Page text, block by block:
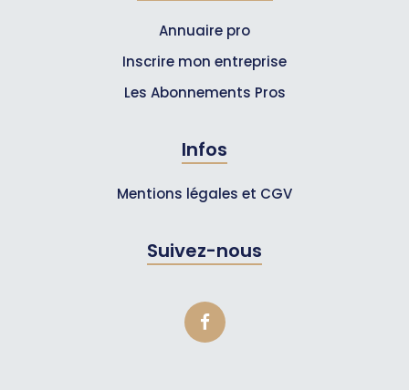
Annuaire pro
Inscrire mon entreprise
Les Abonnements Pros
Infos
Mentions légales et CGV
Suivez-nous